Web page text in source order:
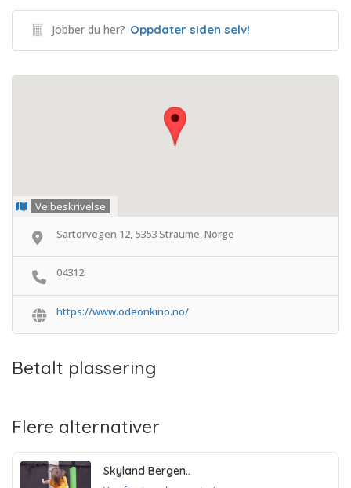
Jobber du her? Oppdater siden selv!
Veibeskrivelse
Sartorvegen 12, 5353 Straume, Norge
04312
https://www.odeonkino.no/
Betalt plassering
Flere alternativer
Skyland Bergen..